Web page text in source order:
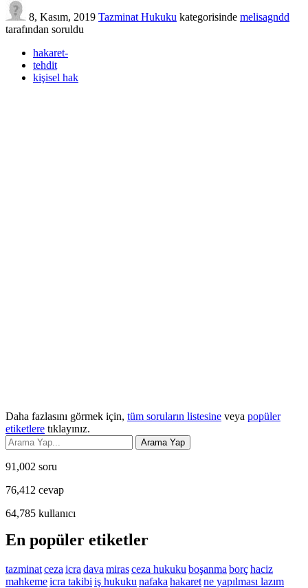
8, Kasım, 2019 Tazminat Hukuku kategorisinde melisagndd
tarafından soruldu
hakaret-
tehdit
kişisel hak
Daha fazlasını görmek için, tüm soruların listesine veya popüler
etiketlere tıklayınız.
91,002 soru
76,412 cevap
64,785 kullanıcı
En popüler etiketler
tazminatceza icra dava mirasceza hukuku boşanma borçhaciz
mahkemeicra takibi iş hukuku nafaka hakaretne yapılması lazım